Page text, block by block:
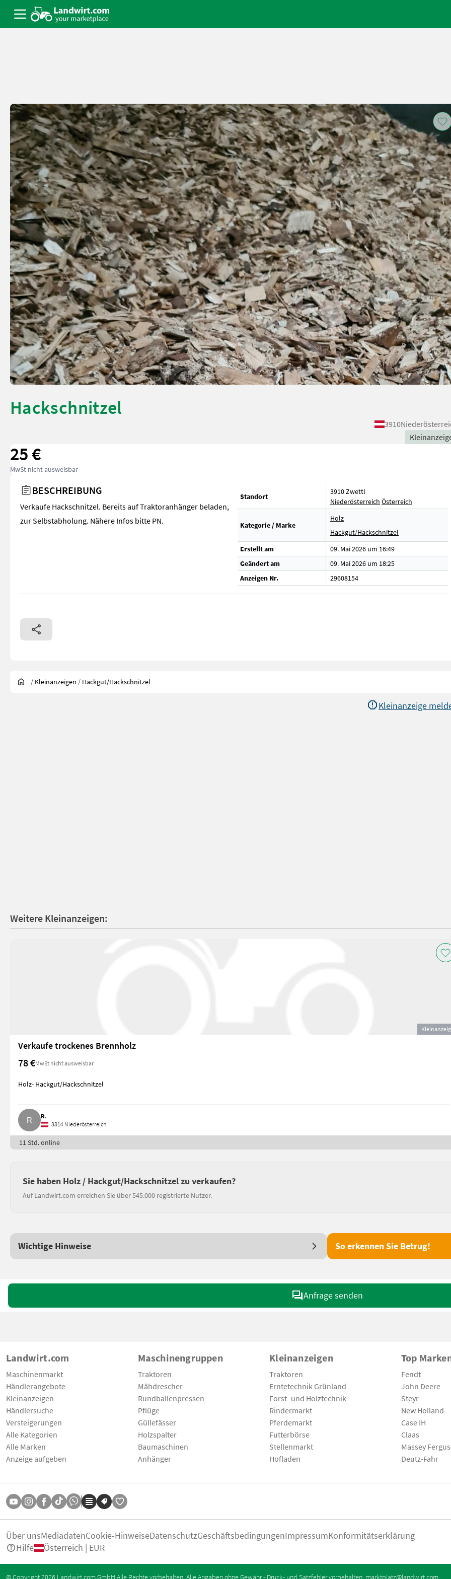
Hackschnitzel
3910
25 €
MwSt nicht ausweisbar
BESCHREIBUNG
Verkaufe Hackschnitzel. Bereits auf Traktoranhänger beladen,
zur Selbstabholung. Nähere Infos bitte PN.
Standort
3910 Zwettl
Niederösterreich Österreich
Kategorie / Marke
Holz
Hackgut/Hackschnitzel
Erstellt am
09. Mai 2026 um 16:49
Geändert am
09. Mai 2026 um 18:25
Anzeigen Nr.
29608154
/ Kleinanzeigen / Hackgut/Hackschnitzel
Kleinanzeige
Weitere Kleinanzeigen:
Verkaufe trockenes Brennholz
78 €MwSt nicht ausweisbar
Holz- Hackgut/Hackschnitzel
R.
3814 Niederösterreich
11 Std. online
Sie haben Holz / Hackgut/Hackschnitzel zu verkaufen?
Auf Landwirt.com erreichen Sie über 545.000 registrierte Nutzer.
Wichtige Hinweise So erkennen Sie Betrug!
Anfrage senden
Landwirt.com
Maschinenmarkt
Händlerangebote
Kleinanzeigen
Händlersuche
Versteigerungen
Alle Kategorien
Alle Marken
Anzeige aufgeben
Maschinengruppen
Traktoren
Mähdrescher
Rundballenpressen
Pflüge
Güllefässer
Holzspalter
Baumaschinen
Anhänger
Kleinanzeigen
Traktoren
Erntetechnik Grünland
Forst- und Holztechnik
Rindermarkt
Pferdemarkt
Futterbörse
Stellenmarkt
Hofladen
Top
Fendt
John Deere
Steyr
New Holland
Case IH
Claas
Massey
Deutz-Fahr
Über unsMediadatenCookie-HinweiseDatenschutzGeschäftsbedingungenImpressumKonformitätserklärung
Hilfe
Österreich | EUR
© Copyright 2026 Landwirt.com GmbH Alle Rechte vorbehalten. Alle Angaben ohne Gewähr - Druck- und Satzfehler vorbehalten. marktplatz@landwirt.com